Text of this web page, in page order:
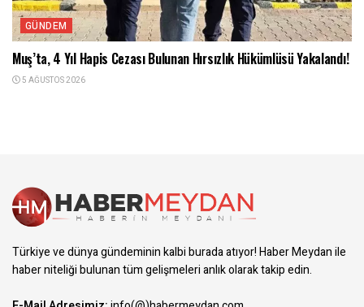
GÜNDEM
Muş’ta, 4 Yıl Hapis Cezası Bulunan Hırsızlık Hükümlüsü Yakalandı!
5 AĞUSTOS 2026
Türkiye ve dünya gündeminin kalbi burada atıyor! Haber Meydan ile
haber niteliği bulunan tüm gelişmeleri anlık olarak takip edin.